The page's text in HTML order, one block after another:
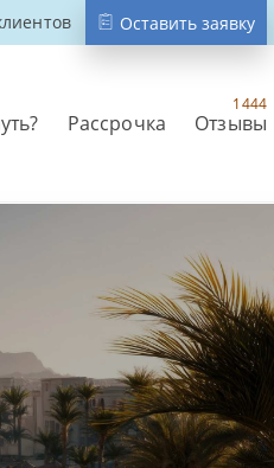
Оставить заявку
Рассрочка Отзывы
1444